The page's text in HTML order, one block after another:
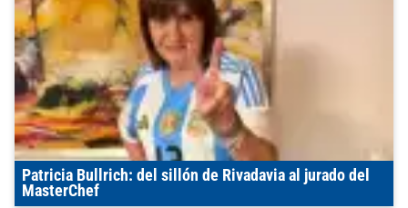
Patricia Bullrich: del sillón de Rivadavia al jurado del
MasterChef